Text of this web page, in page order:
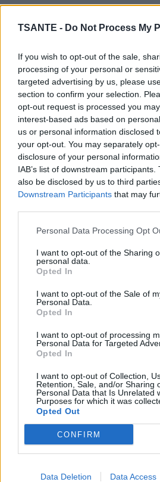
TSANTE - Do Not Process My
If you wish to opt-out of the sale,
processing of your personal or
targeted advertising by us, please
section to confirm your selection.
opt-out request is processed you
interest-based ads based on
us or personal information disclosed
your opt-out. You may separately
disclosure of your personal
IAB’s list of downstream
also be disclosed by us to third
Downstream Participants that may
Personal Data Processing Opt
I want to opt-out of the Sharing
personal data.
Opted In
I want to opt-out of the Sale of
Personal Data.
Opted In
I want to opt-out of processing
Personal Data for Targeted
Opted In
I want to opt-out of Collection,
Retention, Sale, and/or Sharing
Personal Data that Is Unrelated
Purposes for which it was
Opted Out
CONFIRM
Data Deletion Data Access
Contrairement aux idées reçues,
préfère éviter le contact.
Pourquoi cette abeille est
Cette abeille est une excellente
déplaçant de fleur en fleur, elle
des plantes et aide à maintenir
écosystèmes.
Sans les pollinisateurs comme
Pourquoi l’appelle-t-on “abeille
La Xylocopa construit parfois son
ou mort. Elle creuse de petits
œufs, ce qui lui vaut son surnom
Cela ne signifie pas qu’elle détruit
parasite : elle préfère
abîmé.
Faut-il la laisser tranquille ?
Elle participe activement à la